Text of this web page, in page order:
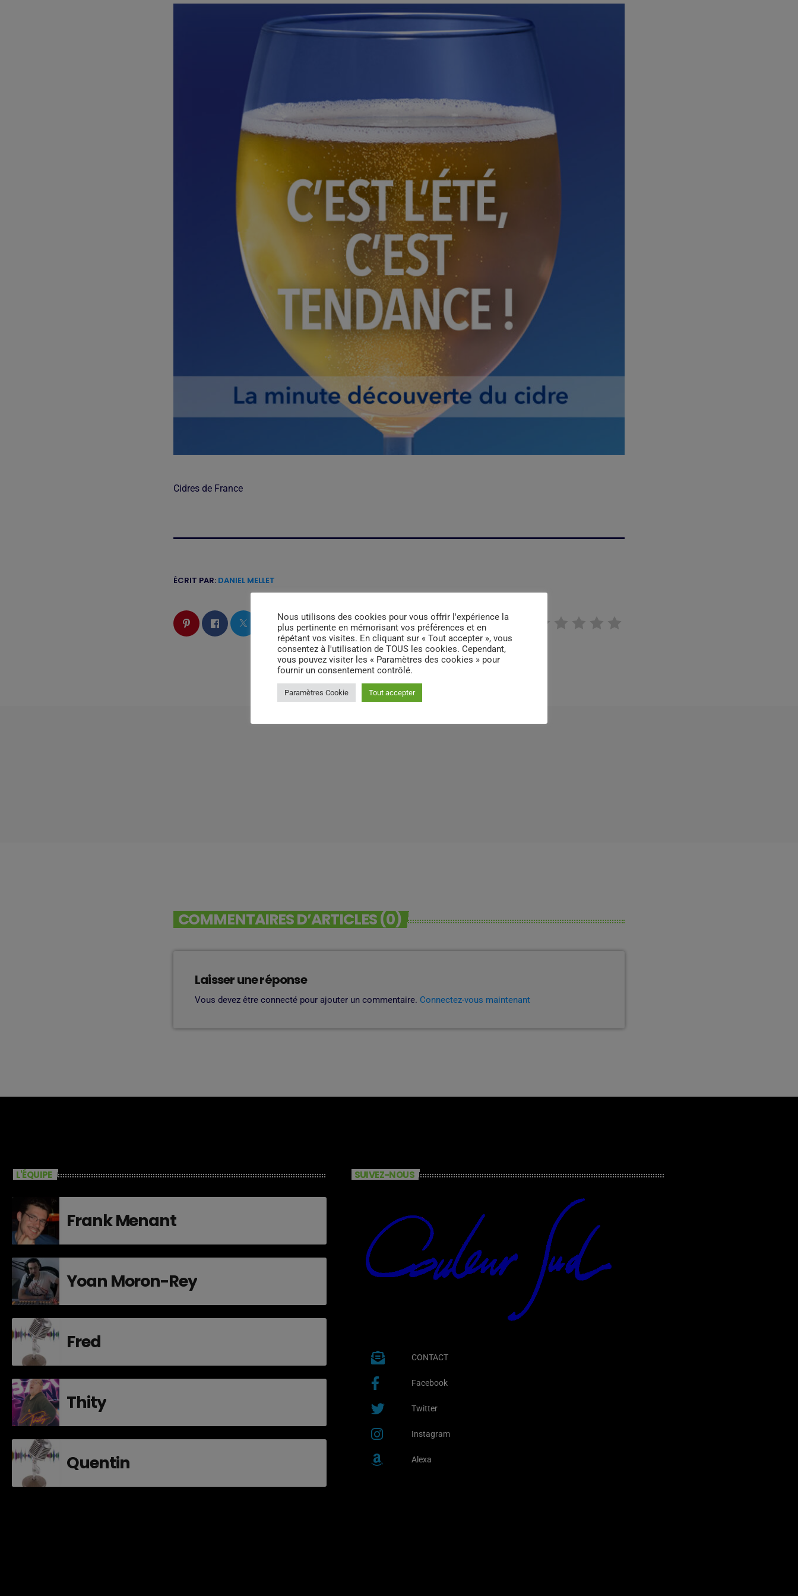
Cidres de France
ÉCRIT PAR: DANIEL MELLET
email
COMMENTAIRES D’ARTICLES (0)
Laisser une réponse
Vous devez être connecté pour ajouter un commentaire. Connectez-vous maintenant
L'ÉQUIPE
Frank Menant
Yoan Moron-Rey
Fred
Thity
Quentin
SUIVEZ-NOUS
CONTACT
Facebook
Twitter
Instagram
Alexa
Nous utilisons des cookies pour vous offrir l'expérience la
plus pertinente en mémorisant vos préférences et en
répétant vos visites. En cliquant sur « Tout accepter », vous
consentez à l'utilisation de TOUS les cookies. Cependant,
vous pouvez visiter les « Paramètres des cookies » pour
fournir un consentement contrôlé.
Paramètres Cookie Tout accepter